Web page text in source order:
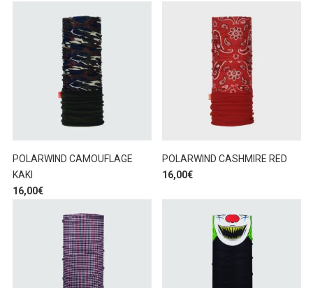
POLARWIND CAMOUFLAGE
KAKI
16,00€
POLARWIND CASHMIRE RED
16,00€